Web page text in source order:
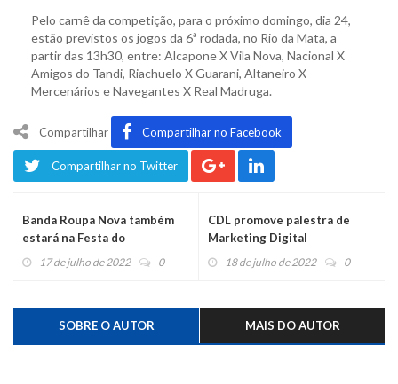
Pelo carnê da competição, para o próximo domingo, dia 24,
estão previstos os jogos da 6ª rodada, no Rio da Mata, a
partir das 13h30, entre: Alcapone X Vila Nova, Nacional X
Amigos do Tandi, Riachuelo X Guarani, Altaneiro X
Mercenários e Navegantes X Real Madruga.
Compartilhar Compartilhar no Facebook
Compartilhar no Twitter
Banda Roupa Nova também
estará na Festa do
Moranguinho
17 de julho de 2022 0
CDL promove palestra de
Marketing Digital
18 de julho de 2022 0
SOBRE O AUTOR MAIS DO AUTOR